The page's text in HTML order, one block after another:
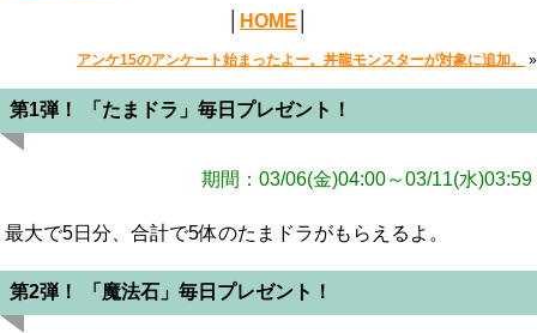
HOME
アンケ15のアンケート始まったよー。丼龍モンスターが対象に追加。 »
第1弾！ 「たまドラ」毎日プレゼント！
期間：03/06(金)04:00～03/11(水)03:59
最大で5日分、合計で5体のたまドラがもらえるよ。
第2弾！ 「魔法石」毎日プレゼント！